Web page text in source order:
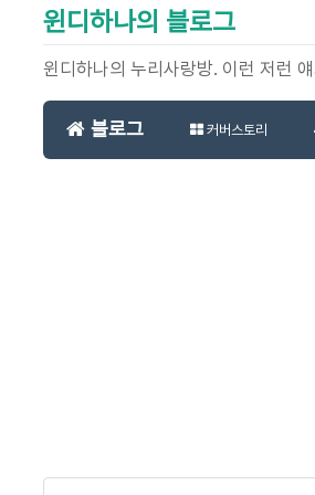
윈디하나의 블로그
윈디하나의 누리사랑방. 이런 저런 얘
블로그 커버스토리